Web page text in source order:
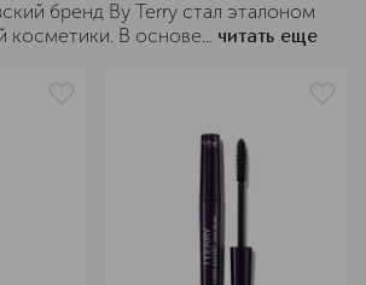
бренд By Terry стал эталоном
косметики. В основе... читать еще